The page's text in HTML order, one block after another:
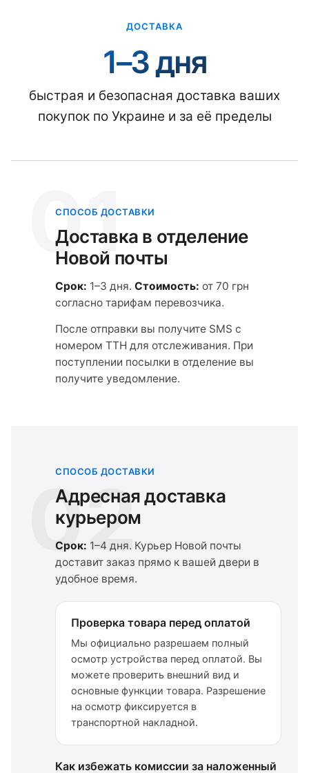
ДОСТАВКА
1–3 дня
быстрая и безопасная доставка ваших
покупок по Украине и за её пределы
01
СПОСОБ ДОСТАВКИ
Доставка в отделение
Новой почты
Срок: 1–3 дня. Стоимость: от 70 грн
согласно тарифам перевозчика.
После отправки вы получите SMS с
номером ТТН для отслеживания. При
поступлении посылки в отделение вы
получите уведомление.
02
СПОСОБ ДОСТАВКИ
Адресная доставка
курьером
Срок: 1–4 дня. Курьер Новой почты
доставит заказ прямо к вашей двери в
удобное время.
Проверка товара перед оплатой
Мы официально разрешаем полный
осмотр устройства перед оплатой. Вы
можете проверить внешний вид и
основные функции товара. Разрешение
на осмотр фиксируется в
транспортной накладной.
Как избежать комиссии за наложенный